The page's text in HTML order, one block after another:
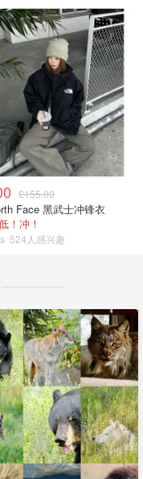
£155.00
Face 黑武士冲锋衣
！冲！
524人感兴趣